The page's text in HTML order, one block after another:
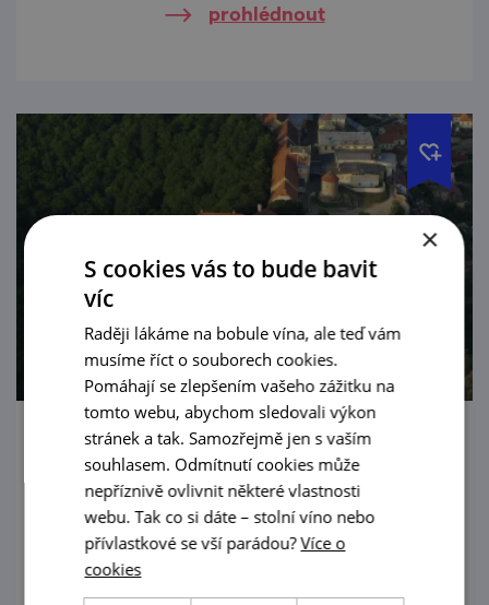
prohlédnout
Křížem krážem za Znojemským hradem
Potrénujte fyzičku v Gránickém údolí.
Odměny připraveny - výhledy a poctivé pivo
z městského pivovaru!
prohlédnout
×
S cookies vás to bude bavit
víc
Raději lákáme na bobule vína, ale teď vám
musíme říct o souborech cookies.
Pomáhají se zlepšením vašeho zážitku na
tomto webu, abychom sledovali výkon
stránek a tak. Samozřejmě jen s vaším
souhlasem. Odmítnutí cookies může
nepříznivě ovlivnit některé vlastnosti
webu. Tak co si dáte – stolní víno nebo
přívlastkové se vší parádou?Více o
cookies